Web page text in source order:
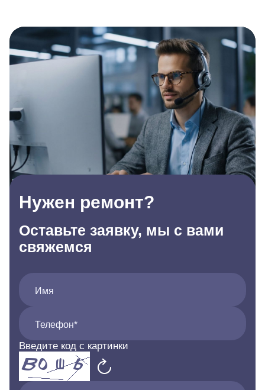
Нужен ремонт?
Оставьте заявку, мы с вами
свяжемся
Имя
Телефон*
Введите код с картинки